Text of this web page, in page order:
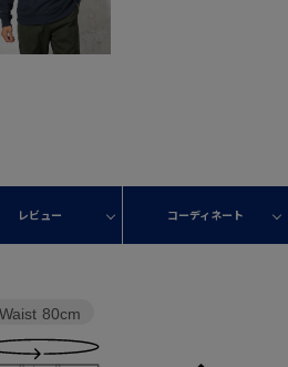
レビュー コーディネート
Waist 80cm